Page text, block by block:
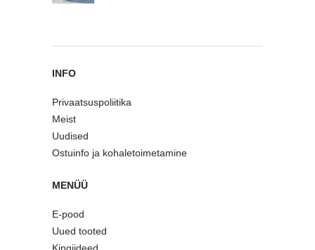
INFO
Privaatsuspoliitika
Meist
Uudised
Ostuinfo ja kohaletoimetamine
MENÜÜ
E-pood
Uued tooted